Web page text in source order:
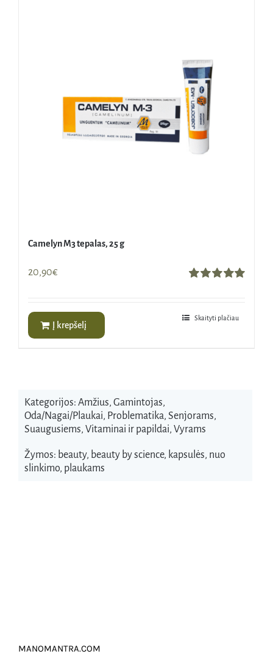
Camelyn M3 tepalas, 25 g
20,90€
Į krepšelį
Skaityti plačiau
Kategorijos: Amžius, Gamintojas,
Oda/Nagai/Plaukai, Problematika, Senjorams,
Suaugusiems, Vitaminai ir papildai, Vyrams
Žymos: beauty, beauty by science, kapsulės, nuo
slinkimo, plaukams
MANOMANTRA.COM